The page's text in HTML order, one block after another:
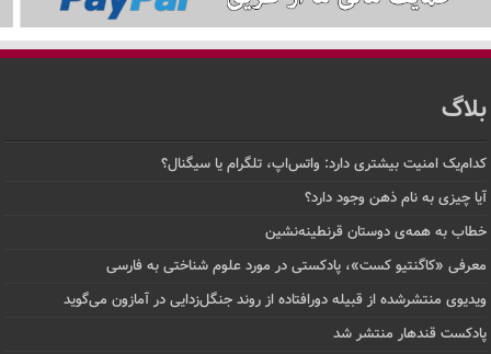
بلاگ
کدام‌یک امنیت بیشتری دارد: واتس‌اپ، تلگرام یا سیگنال؟
آیا چیزی به نام ذهن وجود دارد؟
خطاب به همه‌ی دوستان قرنطینه‌نشین
معرفی «کاگنتیو کست»، پادکستی در مورد علوم شناختی به فارسی
ویدیوی منتشرشده از قبیله دورافتاده‌ از روند جنگل‌زدایی در آمازون می‌گوید
پادکست قندهار منتشر شد